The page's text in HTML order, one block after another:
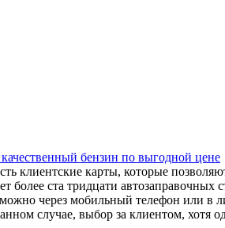
бензин по выгодной цене
клиентские карты, которые
более ста тридцати автозаправочных
через мобильный телефон или
случае, выбор за клиентом, хотя